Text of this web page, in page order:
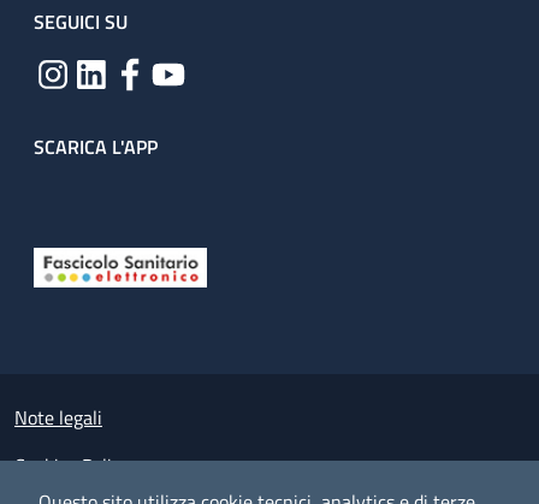
SEGUICI SU
SCARICA L'APP
Small prints
Note legali
Cookies Policy